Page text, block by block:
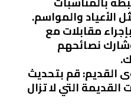
الأعياد والمواسم.
مقابلات مع
نصائحهم
القديم: قم بتحديث
القديمة التي لا تزال